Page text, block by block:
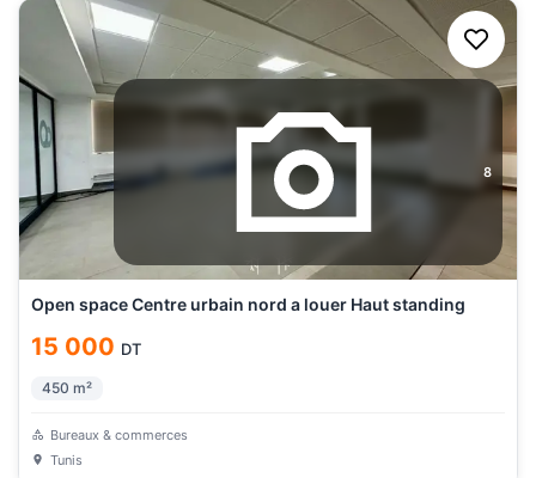
8
Open space Centre urbain nord a louer Haut standing
15 000 DT
450 m²
Bureaux & commerces
Tunis